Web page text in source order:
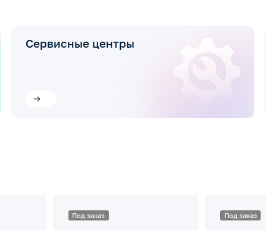
Сервисные центры
Под заказ Под заказ